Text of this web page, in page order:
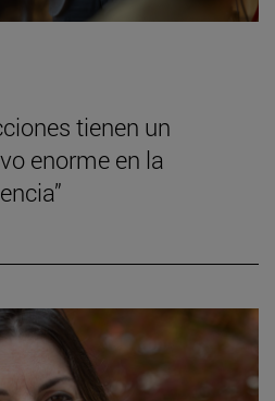
tienen un
enorme en la